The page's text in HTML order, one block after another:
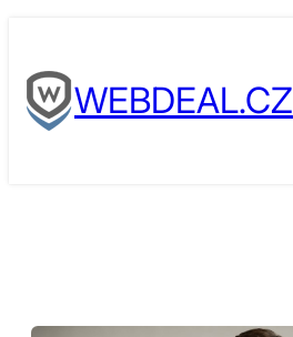
contentWEBDEAL.CZ